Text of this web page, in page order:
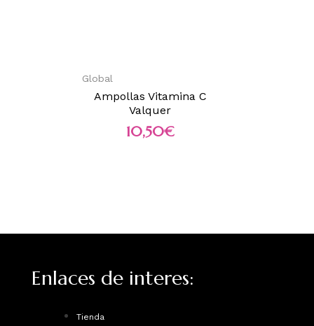
Global
Ampollas Vitamina C
Valquer
10,50€
Enlaces de interes:
Tienda